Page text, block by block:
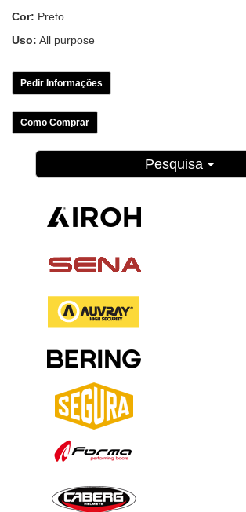
Cor: Preto
Uso: All purpose
Pedir Informações
Como Comprar
Pesquisa